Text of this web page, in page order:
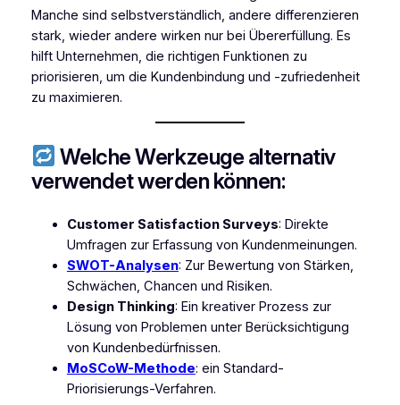
Manche sind selbstverständlich, andere differenzieren
stark, wieder andere wirken nur bei Übererfüllung. Es
hilft Unternehmen, die richtigen Funktionen zu
priorisieren, um die Kundenbindung und -zufriedenheit
zu maximieren.
Welche Werkzeuge alternativ
verwendet werden können:
Customer Satisfaction Surveys: Direkte
Umfragen zur Erfassung von Kundenmeinungen.
SWOT-Analysen: Zur Bewertung von Stärken,
Schwächen, Chancen und Risiken.
Design Thinking: Ein kreativer Prozess zur
Lösung von Problemen unter Berücksichtigung
von Kundenbedürfnissen.
MoSCoW-Methode: ein Standard-
Priorisierungs-Verfahren.